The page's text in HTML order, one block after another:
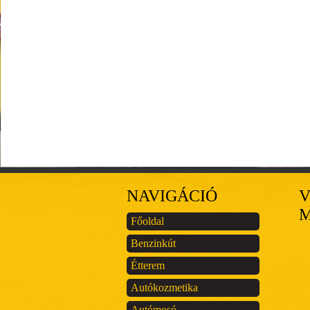
NAVIGÁCIÓ
Főoldal
Benzinkút
Étterem
Autókozmetika